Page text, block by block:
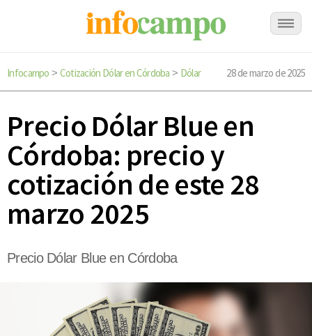
Infocampo > Cotización Dólar en Córdoba > Dólar 28 de marzo de 2025
Precio Dólar Blue en
Córdoba: precio y
cotización de este 28
marzo 2025
Precio Dólar Blue en Córdoba